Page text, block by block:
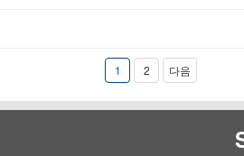
1 2 다음